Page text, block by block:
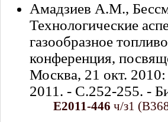
Амадзиев А.М.,
Технологические
газообразное
конференция,
Москва, 21 окт.
2011. - С.252-255. -
Е2011-446 ч/з1